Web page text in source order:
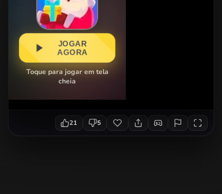
JOGAR
AGORA
Toque para jogar em tela
cheia
21 5